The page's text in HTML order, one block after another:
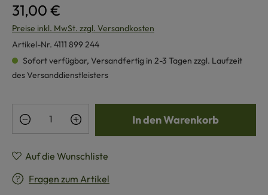
31,00 €
Preise inkl. MwSt. zzgl. Versandkosten
Artikel-Nr. 4111 899 244
Sofort verfügbar, Versandfertig in 2-3 Tagen zzgl. Laufzeit
des Versanddienstleisters
Produkt Anzahl: Gib den gewünschten
In den Warenkorb
Auf die Wunschliste
Fragen zum Artikel